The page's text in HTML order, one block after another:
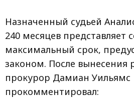
Назначенный судьей
240 месяцев представляет
максимальный срок,
законом. После вынесения
прокурор Дамиан Уильямс
прокомментировал: